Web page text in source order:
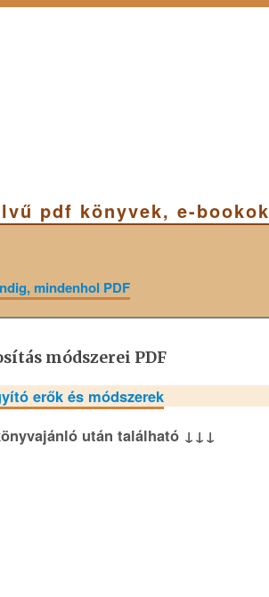
pdf könyvek, e-bookok
mindenhol PDF
módszerei PDF
erők és módszerek
után található ↓↓↓